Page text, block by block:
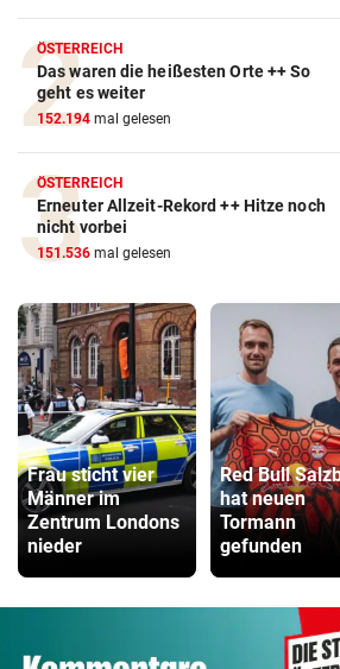
ÖSTERREICH
Das waren die heißesten Orte ++ So
geht es weiter
152.194 mal gelesen
ÖSTERREICH
Erneuter Allzeit-Rekord ++ Hitze noch
nicht vorbei
151.536 mal gelesen
Frau sticht vier
Männer im
Zentrum Londons
nieder
Red Bull
hat neuen
Tormann
gefunden